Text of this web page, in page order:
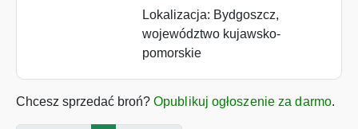
Lokalizacja: Bydgoszcz,
województwo kujawsko-
pomorskie
Chcesz sprzedać broń? Opublikuj ogłoszenie za darmo.